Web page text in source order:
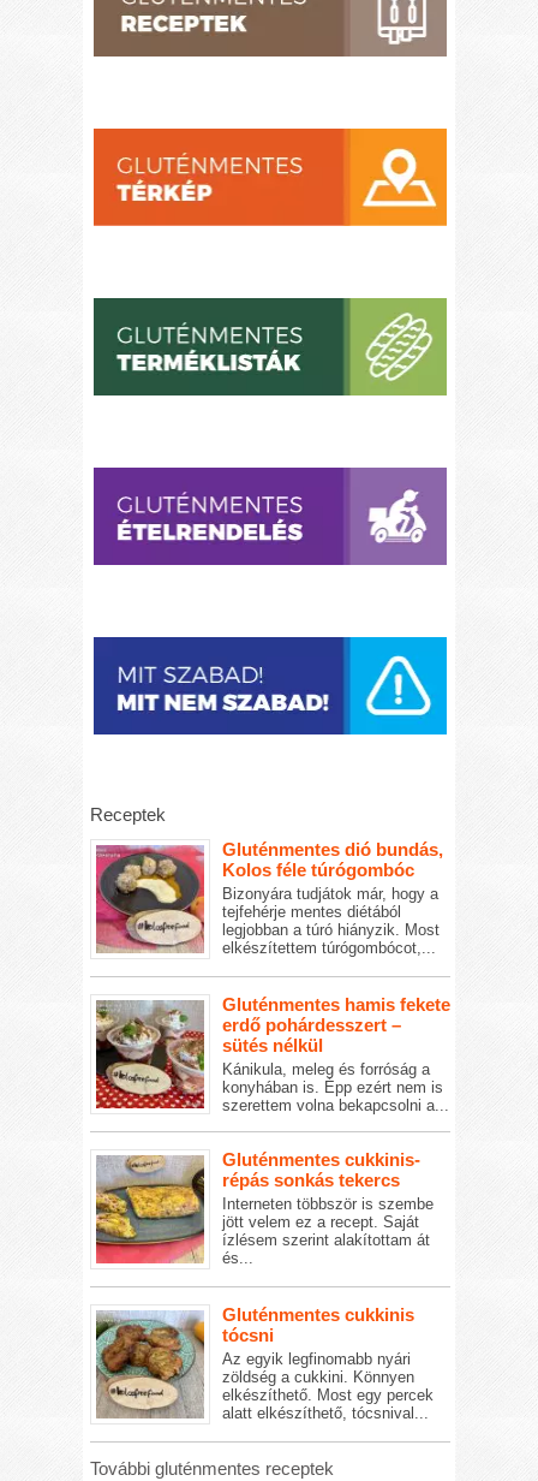
Receptek
Gluténmentes dió bundás,
Kolos féle túrógombóc
Bizonyára tudjátok már, hogy a
tejfehérje mentes diétából
legjobban a túró hiányzik. Most
elkészítettem túrógombócot,...
Gluténmentes hamis fekete
erdő pohárdesszert –
sütés nélkül
Kánikula, meleg és forróság a
konyhában is. Épp ezért nem is
szerettem volna bekapcsolni a...
Gluténmentes cukkinis-
répás sonkás tekercs
Interneten többször is szembe
jött velem ez a recept. Saját
ízlésem szerint alakítottam át
és...
Gluténmentes cukkinis
tócsni
Az egyik legfinomabb nyári
zöldség a cukkini. Könnyen
elkészíthető. Most egy percek
alatt elkészíthető, tócsnival...
További gluténmentes receptek